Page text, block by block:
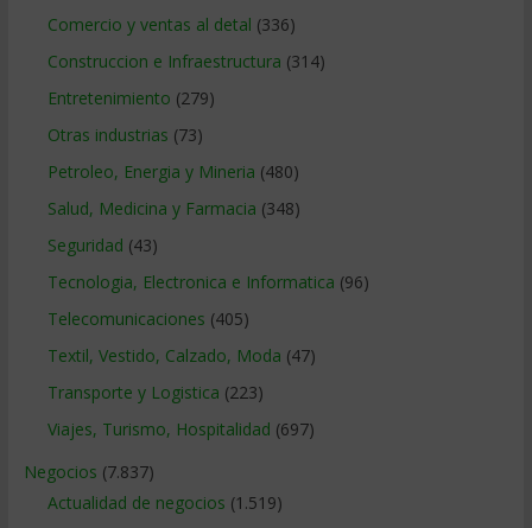
Comercio y ventas al detal (336)
Construccion e Infraestructura (314)
Entretenimiento (279)
Otras industrias (73)
Petroleo, Energia y Mineria (480)
Salud, Medicina y Farmacia (348)
Seguridad (43)
Tecnologia, Electronica e Informatica (96)
Telecomunicaciones (405)
Textil, Vestido, Calzado, Moda (47)
Transporte y Logistica (223)
Viajes, Turismo, Hospitalidad (697)
Negocios (7.837)
Actualidad de negocios (1.519)